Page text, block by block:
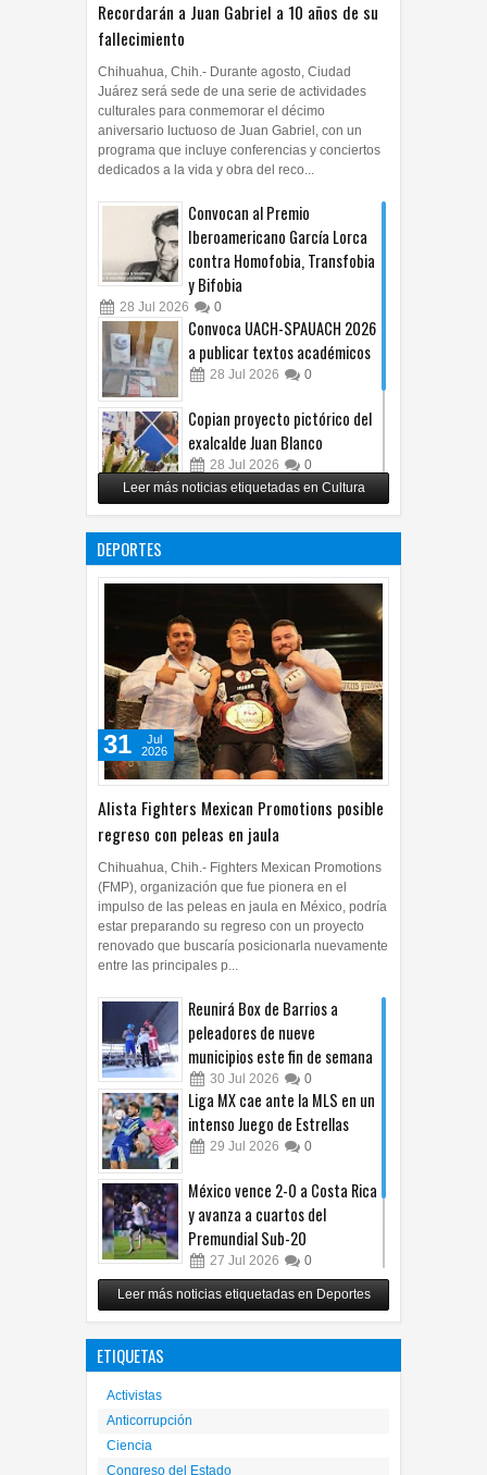
Recordarán a Juan Gabriel a 10 años de su
fallecimiento
Chihuahua, Chih.- Durante agosto, Ciudad
Juárez será sede de una serie de actividades
culturales para conmemorar el décimo
aniversario luctuoso de Juan Gabriel, con un
programa que incluye conferencias y conciertos
dedicados a la vida y obra del reco...
Convocan al Premio
Iberoamericano García Lorca
contra Homofobia, Transfobia
y Bifobia
28 Jul 2026 0
Convoca UACH-SPAUACH 2026
a publicar textos académicos
28 Jul 2026 0
Copian proyecto pictórico del
exalcalde Juan Blanco
28 Jul 2026 0
Impulsa UPCH creatividad y
lectura con taller de mini
27 Jul 2026 0
Leer más noticias etiquetadas en Cultura
DEPORTES
Alista Fighters Mexican Promotions posible
regreso con peleas en jaula
31
Jul
2026
Chihuahua, Chih.- Fighters Mexican Promotions
(FMP), organización que fue pionera en el
impulso de las peleas en jaula en México, podría
estar preparando su regreso con un proyecto
renovado que buscaría posicionarla nuevamente
entre las principales p...
Reunirá Box de Barrios a
peleadores de nueve
municipios este fin de semana
30 Jul 2026 0
Liga MX cae ante la MLS en un
intenso Juego de Estrellas
29 Jul 2026 0
México vence 2-0 a Costa Rica
y avanza a cuartos del
Premundial Sub-20
27 Jul 2026 0
Cruz Azul arrolla a Toluca y
gana su cuarto trofeo de
Leer más noticias etiquetadas en Deportes
ETIQUETAS
Activistas
Anticorrupción
Ciencia
Congreso del Estado